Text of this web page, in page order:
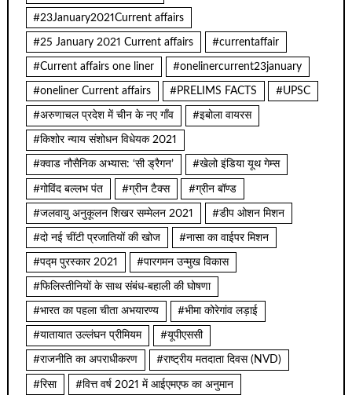
#23January2021Current affairs
#25 January 2021 Current affairs #currentaffair
#Current affairs one liner #onelinercurrent23january
#oneliner Current affairs #PRELIMS FACTS #UPSC
#अरुणाचल प्रदेश में चीन के नए गाँव #इबोला वायरस
#किशोर न्याय संशोधन विधेयक 2021
#क्वाड नौसैनिक अभ्यास: ‘सी ड्रैगन’ #खेलो इंडिया यूथ गेम्स
#गोविंद बल्लभ पंत #ग्रीन टैक्स #ग्रीन बॉण्ड
#जलवायु अनुकूलन शिखर सम्मेलन 2021 #डीप ओशन मिशन
#दो नई चींटी प्रजातियों की खोज #नासा का वाईपर मिशन
#पद्म पुरस्कार 2021 #पारगमन उन्मुख विकास
#फिलिस्तीनियों के साथ संबंध-बहाली की घोषणा
#भारत का पहला चीता अभयारण्य #भीमा कोरेगांव लड़ाई
#यातायात उल्लंघन प्रीमियम #यूपीएससी
#राजनीति का अपराधीकरण #राष्ट्रीय मतदाता दिवस (NVD)
#रिसा #वित्त वर्ष 2021 में आईएमएफ का अनुमान